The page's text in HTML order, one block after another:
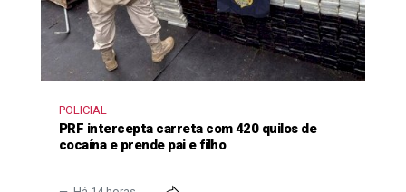
POLICIAL
PRF intercepta carreta com 420 quilos de
cocaína e prende pai e filho